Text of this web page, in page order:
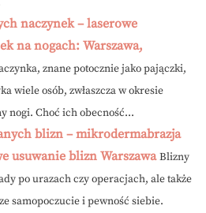
naczynek – laserowe
na nogach: Warszawa,
znane potocznie jako pajączki,
wiele osób, zwłaszcza w okresie
nogi. Choć ich obecność...
blizn – mikrodermabrazja
usuwanie blizn Warszawa Blizny
po urazach czy operacjach, ale także
samopoczucie i pewność siebie.